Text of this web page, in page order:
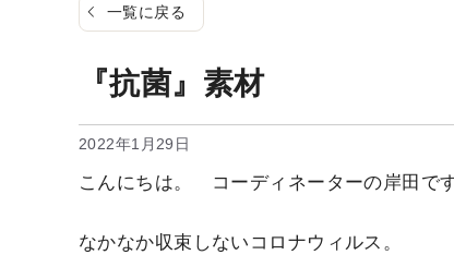
一覧に戻る
『抗菌』素材
2022年1月29日
こんにちは。 コーディネーターの岸田です
なかなか収束しないコロナウィルス。